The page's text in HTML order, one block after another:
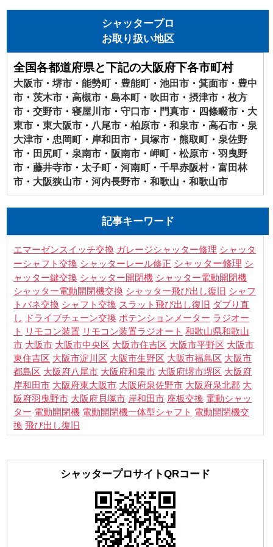
シャッタープロ
お取り扱い地区
全国各都道府県と下記の大阪府下各市町村
大阪市 ・堺市 ・能勢町 ・ 豊能町 ・池田市 ・箕面市 ・ 豊中
市 ・茨木市 ・高槻市 ・島本町 ・ 吹田市 ・摂津市 ・枚方
市 ・交野市 ・寝屋川市 ・守口市 ・ 門真市 ・ 四條畷市 ・ 大
東市 ・東大阪市 ・ 八尾市 ・柏原市 ・和泉市 ・高石市 ・ 泉
大津市 ・ 忠岡町 ・ 岸和田市 ・ 貝塚市 ・熊取町 ・ 泉佐野
市 ・ 田尻町 ・ 泉南市 ・ 阪南市 ・岬町 ・松原市 ・羽曳野
市 ・藤井寺市 ・ 太子町 ・河南町 ・千早赤阪村・富田林
市 ・ 大阪狭山市 ・河内長野市 ・和歌山 ・和歌山市
記事キーワード
エマーゼンスイッチ交換 ガレージシャッター修理 シャッタ
ーシャフト交換 シャッターレール修正 シャッター修理 シ
ャッター鍵交換 シャッター開閉機 シャッター電動開閉機
シャッター電動開閉機交換 シャッター飛び出し復旧 シャフ
トバネ交換 シャフト交換 スラット飛び出し復旧 ダブり直
し
ドライブチェーン交換 ポテンションメーター ラジオー
ト
リモコン装置 リモコン装置ラジオート 和歌山県和歌山
市 大阪市 大阪市中央区 大阪市住吉区 大阪市平野区 大阪市
東住吉区 大阪市淀川区 大阪市生野区 大阪市福島区 大阪市
都島区 大阪府八尾市 大阪府和泉市 大阪府堺市堺区 大阪府
岸和田市 大阪府東大阪市 大阪府泉佐野市 大阪府泉北郡 大
阪府羽曳野市 大阪府貝塚市 岸和田市 座板交換 電動シャッ
ター 電動開閉機 電動開閉機一体型シャフト 電動開閉機交
換 飛び出し復旧
シャッタープロサイトQRコード